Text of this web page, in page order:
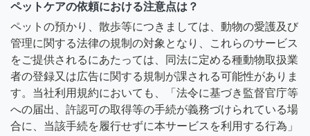
ペットケアの依頼における注意点は？
ペットの預かり、散歩等につきましては、動物の愛護及び
管理に関する法律の規制の対象となり、これらのサービス
をご提供されるにあたっては、同法に定める種動物取扱業
者の登録又は広告に関する規制が課される可能性がありま
す。当社利用規約においても、「法令に基づき監督官庁等
への届出、許認可の取得等の手続が義務づけられている場
合に、当該手続を履行せずに本サービスを利用する行為」